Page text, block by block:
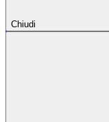
Chiudi